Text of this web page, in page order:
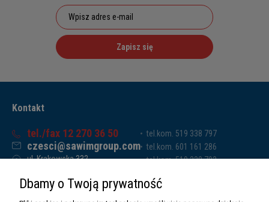
Zapisz się
Kontakt
tel./fax 12 270 36 50
czesci@sawimgroup.com
ul. Krakowska 332,
Sawim Group Mariusz Zdyb sp. k.
NIP: 5130284470
tel.kom. 519 338 797
tel.kom. 601 161 286
tel.kom. 519 338 793
Dbamy o Twoją prywatność